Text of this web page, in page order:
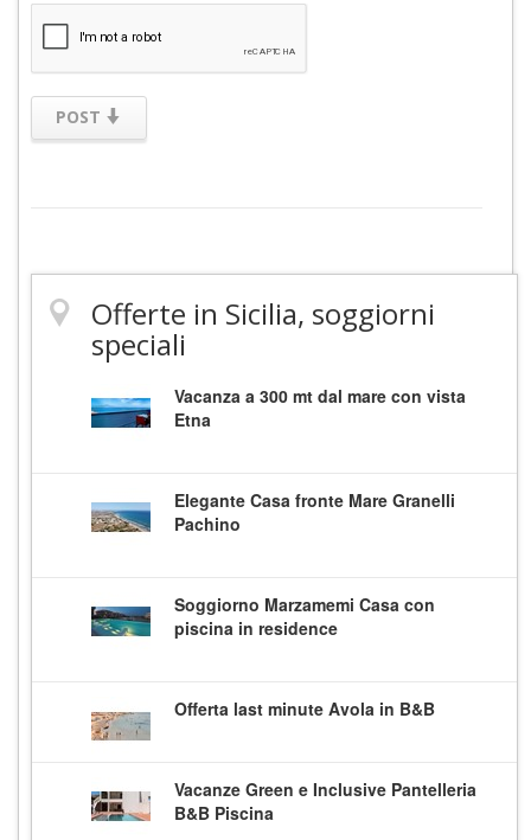
POST
Offerte in Sicilia, soggiorni
speciali
Vacanza a 300 mt dal mare con vista
Etna
Elegante Casa fronte Mare Granelli
Pachino
Soggiorno Marzamemi Casa con
piscina in residence
Offerta last minute Avola in B&B
Vacanze Green e Inclusive Pantelleria
B&B Piscina